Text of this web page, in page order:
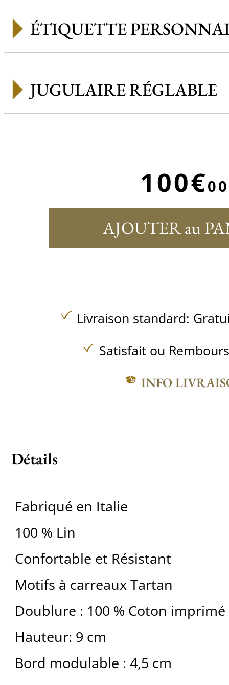
ÉTIQUETTE
JUGULAIRE RÉGLABLE
100€00
AJOUTER au
Livraison standard:
Satisfait ou
INFO
Détails
Fabriqué en Italie
100 % Lin
Confortable et Résistant
Motifs à carreaux Tartan
Doublure : 100 % Coton imprimé
Hauteur: 9 cm
Bord modulable : 4,5 cm